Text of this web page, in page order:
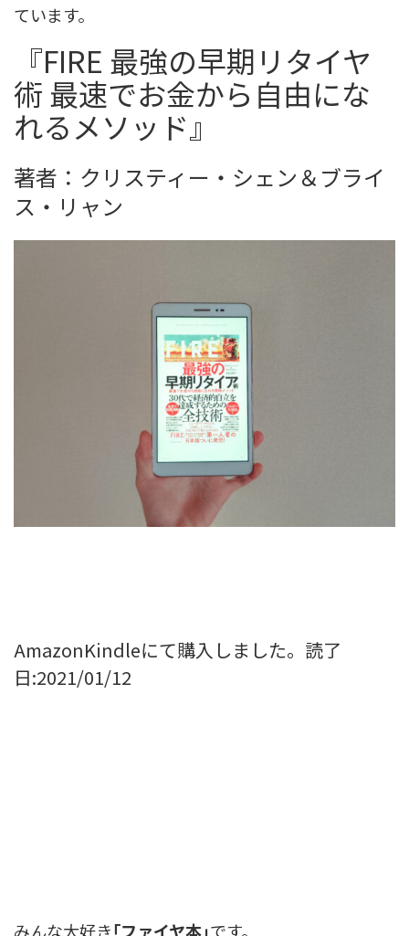
ています。
『FIRE 最強の早期リタイヤ
術 最速でお金から自由にな
れるメソッド』
著者：クリスティー・シェン＆ブライ
ス・リャン
AmazonKindleにて購入しました。読了
日:2021/01/12
みんな大好き｢ファイヤ本｣です。